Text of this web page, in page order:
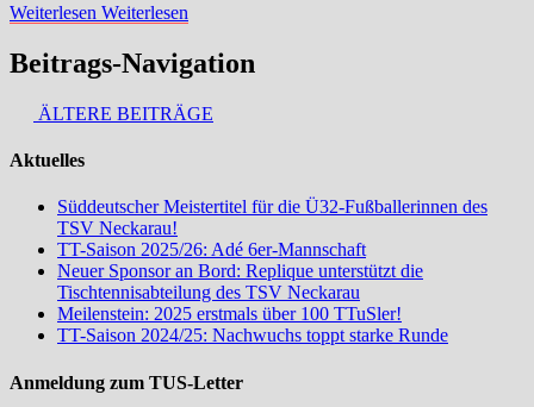
Weiterlesen Weiterlesen
Beitrags-Navigation
ÄLTERE BEITRÄGE
Aktuelles
Süddeutscher Meistertitel für die Ü32-Fußballerinnen des
TSV Neckarau!
TT-Saison 2025/26: Adé 6er-Mannschaft
Neuer Sponsor an Bord: Replique unterstützt die
Tischtennisabteilung des TSV Neckarau
Meilenstein: 2025 erstmals über 100 TTuSler!
TT-Saison 2024/25: Nachwuchs toppt starke Runde
Anmeldung zum TUS-Letter